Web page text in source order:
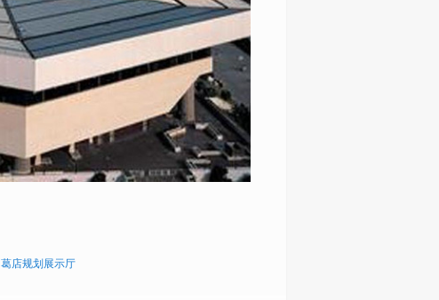
葛店规划展示厅